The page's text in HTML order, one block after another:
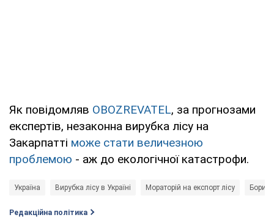
Як повідомляв OBOZREVATEL, за прогнозами
експертів, незаконна вирубка лісу на
Закарпатті може стати величезною
проблемою - аж до екологічної катастрофи.
Україна Вирубка лісу в Україні Мораторій на експорт лісу
Редакційна політика